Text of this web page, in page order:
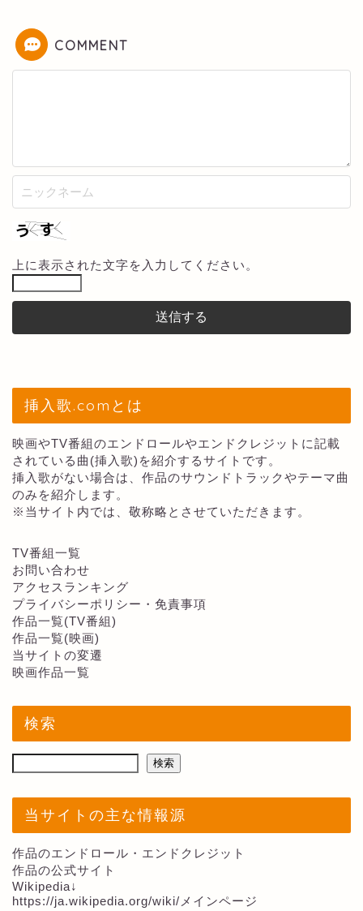
COMMENT
上に表示された文字を入力してください。
挿入歌.comとは
映画やTV番組のエンドロールやエンドクレジットに記載
されている曲(挿入歌)を紹介するサイトです。
挿入歌がない場合は、作品のサウンドトラックやテーマ曲
のみを紹介します。
※当サイト内では、敬称略とさせていただきます。
TV番組一覧
お問い合わせ
アクセスランキング
プライバシーポリシー・免責事項
作品一覧(TV番組)
作品一覧(映画)
当サイトの変遷
映画作品一覧
検索
検索
当サイトの主な情報源
作品のエンドロール・エンドクレジット
作品の公式サイト
Wikipedia↓
https://ja.wikipedia.org/wiki/メインページ